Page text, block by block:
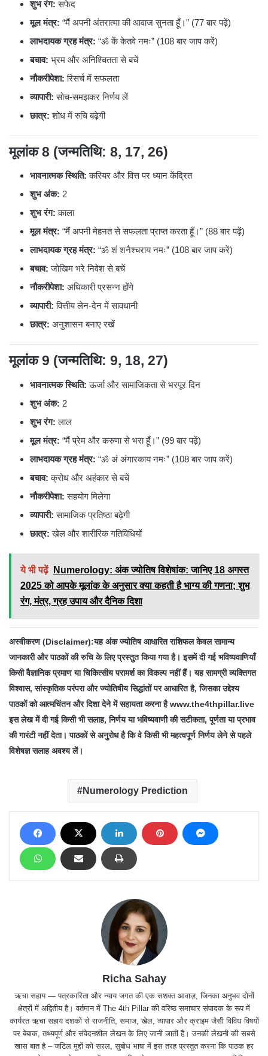
शुभ रंग: सफेद
मूल मंत्र: “मैं अपनी अंतरात्मा की आवाज सुनता हूँ।” (77 बार पढ़ें)
लाभदायक ग्रह मंत्र: “ॐ कें केतवे नमः” (108 बार जाप करें)
बचाव: भ्रम और अनिश्चितता से बचें
नौकरीपेशा: रिसर्च में सफलता
व्यापारी: सोच-समझकर निर्णय लें
छात्र: शोध में रुचि बढ़ेगी
मूलांक 8 (जन्मतिथि: 8, 17, 26)
भावनात्मक स्थिति: करियर और वित्त पर ध्यान केंद्रित
शुभ अंक: 2
शुभ रंग: काला
मूल मंत्र: “मैं अपनी मेहनत से सफलता प्राप्त करता हूँ।” (88 बार पढ़ें)
लाभदायक ग्रह मंत्र: “ॐ शं शनैश्चराय नमः” (108 बार जाप करें)
बचाव: जोखिम भरे निवेश से बचें
नौकरीपेशा: अधिकारी प्रसन्न होंगे
व्यापारी: वित्तीय लेन-देन में सावधानी
छात्र: अनुशासन बनाए रखें
मूलांक 9 (जन्मतिथि: 9, 18, 27)
भावनात्मक स्थिति: ऊर्जा और सामाजिकता से भरपूर दिन
शुभ अंक: 2
शुभ रंग: लाल
मूल मंत्र: “मैं प्रेम और करुणा से भरा हूँ।” (99 बार पढ़ें)
लाभदायक ग्रह मंत्र: “ॐ अं अंगारकाय नमः” (108 बार जाप करें)
बचाव: क्रोध और अहंकार से बचें
नौकरीपेशा: सहयोग मिलेगा
व्यापारी: सामाजिक प्रतिष्ठा बढ़ेगी
छात्र: खेल और शारीरिक गतिविधियों
ये भी पढ़ें
Numerology: अंक ज्योतिष विशेषांक: जानिए 18 अगस्त
2025 को आपके मूलांक के अनुसार क्या कहती है भाग्य की गणना; शुभ
रंग, मंत्र, ग्रह उपाय और दैनिक दिशा
अस्वीकरण (Disclaimer):यह अंक ज्योतिष आधारित राशिफल केवल सामान्य
जानकारी और पाठकों की रुचि के लिए प्रस्तुत किया गया है। इसमें दी गई भविष्यवाणियाँ
किसी वैज्ञानिक प्रमाण या चिकित्सीय परामर्श का विकल्प नहीं हैं। यह सामग्री व्यक्तिगत
विश्वास, सांस्कृतिक परंपरा और ज्योतिषीय सिद्धांतों पर आधारित है, जिसका उद्देश्य
पाठकों को आत्मचिंतन और दिशा देने में सहायता करना है www.the4thpillar.live
इस लेख में दी गई किसी भी सलाह, निर्णय या भविष्यवाणी की सटीकता, पूर्णता या प्रभाव
की गारंटी नहीं देता। पाठकों से अनुरोध है कि वे किसी भी महत्वपूर्ण निर्णय लेने से पहले
विशेषज्ञ सलाह अवश्य लें।
Numerology Prediction
Richa Sahay
ऋचा सहाय — पत्रकारिता और न्याय जगत की एक सशक्त आवाज़, जिनका अनुभव दोनों
क्षेत्रों में अद्वितीय है। वर्तमान में The 4th Pillar की वरिष्ठ समाचार संपादक के रूप में
कार्यरत ऋचा सहाय दशकों से राजनीति, समाज, खेल, व्यापार और क्राइम जैसी विविध विषयों
पर बेबाक, तथ्यपूर्ण और संवेदनशील लेखन के लिए जानी जाती हैं। उनकी लेखनी की सबसे
खास बात है – जटिल मुद्दों को सरल, सुबोध भाषा में इस तरह प्रस्तुत करना कि पाठक हर